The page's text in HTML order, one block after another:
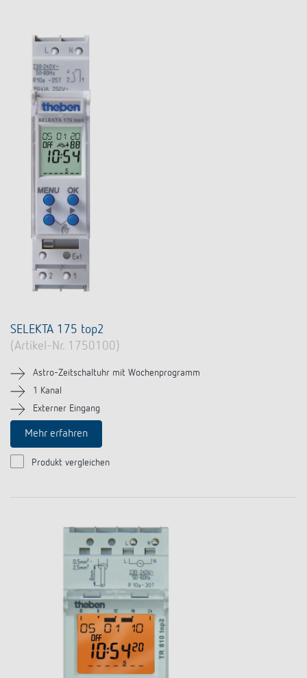
SELEKTA 175 top2
(Artikel-Nr. 1750100)
Astro-Zeitschaltuhr mit Wochenprogramm
1 Kanal
Externer Eingang
Mehr erfahren
Produkt vergleichen